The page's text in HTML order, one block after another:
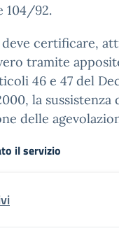
104/92.
certificare,
tramite
46 e 47 del
la
delle
il servizio